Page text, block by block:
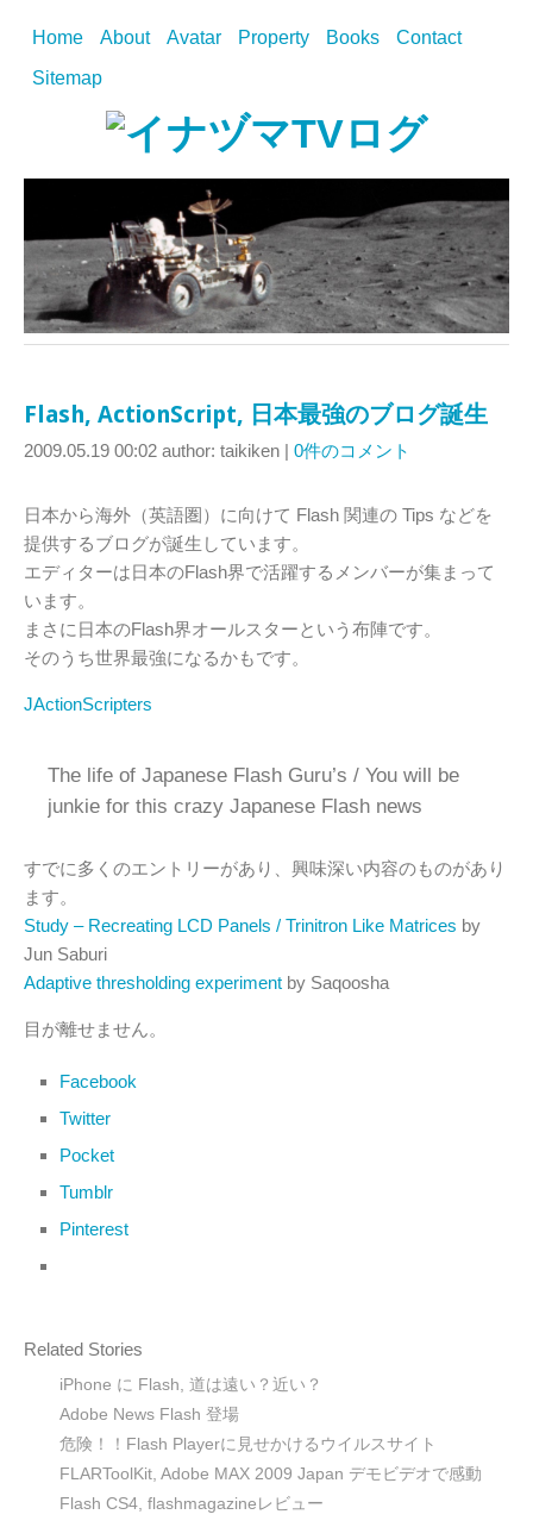
Home About Avatar Property Books
Contact
Sitemap
Flash, ActionScript, 日本最強のブログ誕生
2009.05.19 00:02 author: taikiken | 0件のコメント
日本から海外（英語圏）に向けて Flash 関連の Tips などを
提供するブログが誕生しています。
エディターは日本のFlash界で活躍するメンバーが集まって
います。
まさに日本のFlash界オールスターという布陣です。
そのうち世界最強になるかもです。
JActionScripters
The life of Japanese Flash Guru’s / You will be
junkie for this crazy Japanese Flash news
すでに多くのエントリーがあり、興味深い内容のものがあり
ます。
Study – Recreating LCD Panels / Trinitron Like Matrices by
Jun Saburi
Adaptive thresholding experiment by Saqoosha
目が離せません。
Facebook
Twitter
Pocket
Tumblr
Pinterest
Related Stories
iPhone に Flash, 道は遠い？近い？
Adobe News Flash 登場
危険！！Flash Playerに見せかけるウイルスサイト
FLARToolKit, Adobe MAX 2009 Japan デモビデオで感動
Flash CS4, flashmagazineレビュー